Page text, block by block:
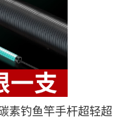
素钓鱼竿手杆超轻超